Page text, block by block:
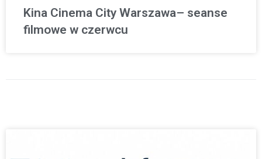
Kina Cinema City Warszawa– seanse
filmowe w czerwcu